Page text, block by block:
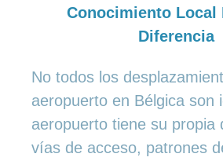
Conocimiento Local
Diferencia
No todos los
aeropuerto en Bélgica son
aeropuerto tiene su propia
vías de acceso, patrones